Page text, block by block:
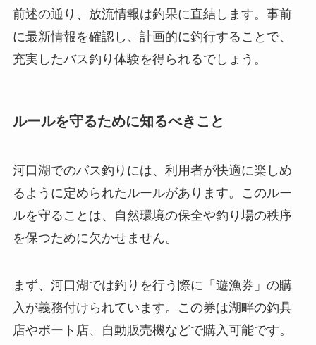
前述の通り、放流情報は釣果に直結します。事前
に最新情報を確認し、計画的に釣行することで、
充実したバス釣り体験を得られるでしょう。
ルールを守るために知るべきこと
河口湖でのバス釣りには、利用者が快適に楽しめ
るように定められたルールがあります。このルー
ルを守ることは、自然環境の保全や釣り場の秩序
を保つために欠かせません。
まず、河口湖では釣りを行う際に「遊漁券」の購
入が義務付けられています。この券は湖畔の釣具
店やボート店、自動販売機などで購入可能です。